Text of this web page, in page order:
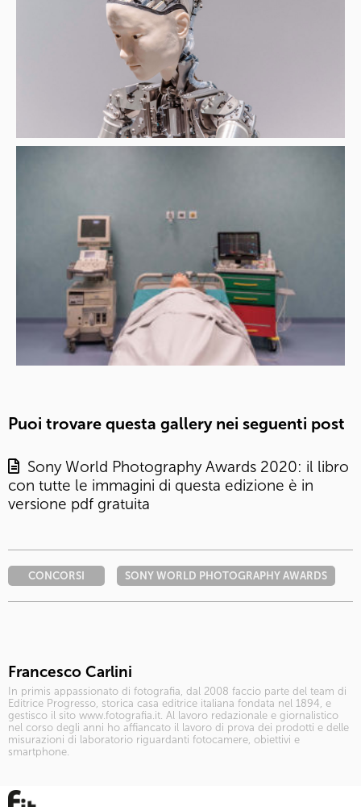
Puoi trovare questa gallery nei seguenti post
Sony World Photography Awards 2020: il libro
con tutte le immagini di questa edizione è in
versione pdf gratuita
CONCORSI SONY WORLD PHOTOGRAPHY AWARDS
Francesco Carlini
In primis appassionato di fotografia, dal 2008 faccio parte del team di
Editrice Progresso, storica casa editrice italiana fondata nel 1894, e
gestisco il sito www.fotografia.it. Al lavoro redazionale e giornalistico
nel corso degli anni ho affiancato il lavoro di prova dei prodotti e delle
misurazioni di laboratorio riguardanti fotocamere, obiettivi e
smartphone.